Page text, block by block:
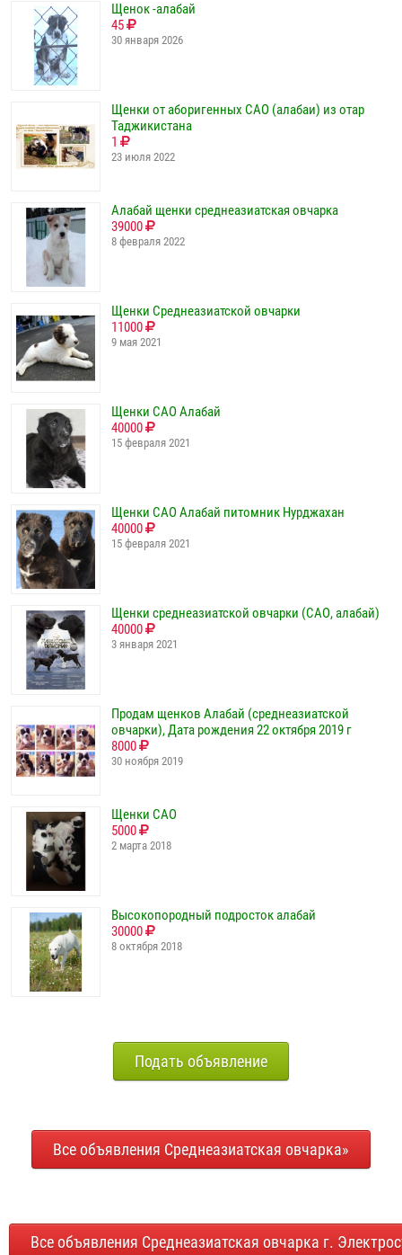
Щенок -алабай
45
30 января 2026
Щенки от аборигенных САО (алабаи) из отар
Таджикистана
1
23 июля 2022
Алабай щенки среднеазиатская овчарка
39000
8 февраля 2022
Щенки Среднеазиатской овчарки
11000
9 мая 2021
Щенки САО Алабай
40000
15 февраля 2021
Щенки САО Алабай питомник Нурджахан
40000
15 февраля 2021
Щенки среднеазиатской овчарки (САО, алабай)
40000
3 января 2021
Продам щенков Алабай (среднеазиатской
овчарки), Дата рождения 22 октября 2019 г
8000
30 ноября 2019
Щенки САО
5000
2 марта 2018
Высокопородный подросток алабай
30000
8 октября 2018
Подать объявление
Все объявления Среднеазиатская овчарка»
Все объявления Среднеазиатская овчарка г.